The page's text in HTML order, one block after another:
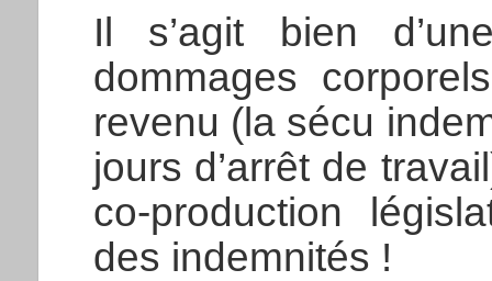
Il s’agit bien
dommages
revenu (la sécu
jours d’arrêt de
co-production
des indemnités !